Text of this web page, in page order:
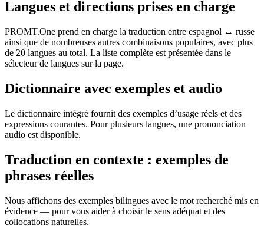
Langues et directions prises en charge
PROMT.One prend en charge la traduction entre espagnol ↔ russe
ainsi que de nombreuses autres combinaisons populaires, avec plus
de 20 langues au total. La liste complète est présentée dans le
sélecteur de langues sur la page.
Dictionnaire avec exemples et audio
Le dictionnaire intégré fournit des exemples d’usage réels et des
expressions courantes. Pour plusieurs langues, une prononciation
audio est disponible.
Traduction en contexte : exemples de
phrases réelles
Nous affichons des exemples bilingues avec le mot recherché mis en
évidence — pour vous aider à choisir le sens adéquat et des
collocations naturelles.